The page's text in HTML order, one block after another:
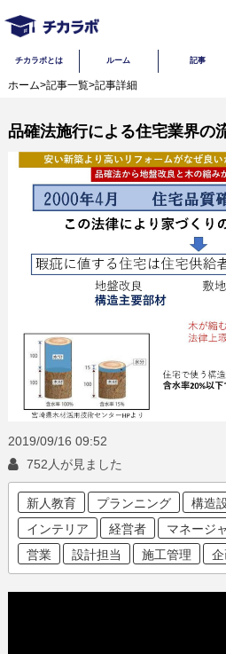
チカラボとは ルーム 記事
ホーム>記事一覧>記事詳細
品確法施行による住宅業界の
2019/09/16 09:52
752人が見ました
新人教育 プランニング 構造
インテリア
経営者 マネージ
営業
設計担当 施工管理